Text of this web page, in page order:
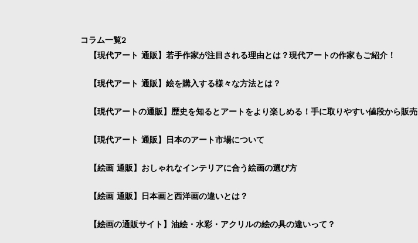
コラム一覧2
【現代アート 通販】若手作家が注目される理由とは？現代アートの作家もご紹介！
【現代アート 通販】絵を購入する様々な方法とは？
【現代アートの通販】歴史を知るとアートをより楽しめる！手に取りやすい値段から販売
【現代アート 通販】日本のアート市場について
【絵画 通販】おしゃれなインテリアに合う絵画の選び方
【絵画 通販】日本画と西洋画の違いとは？
【絵画の通販サイト】油絵・水彩・アクリルの絵の具の違いって？